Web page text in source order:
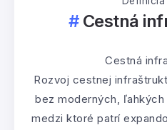
Cestná
Cestná
Rozvoj cestnej
bez moderných,
medzi ktoré patrí